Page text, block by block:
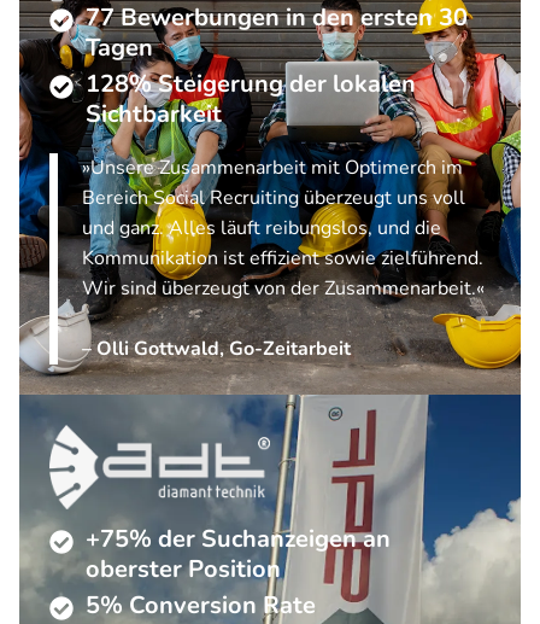
77 Bewerbungen in den ersten 30
Tagen
128% Steigerung der lokalen
Sichtbarkeit
»Unsere Zusammenarbeit mit Optimerch im
Bereich Social Recruiting überzeugt uns voll
und ganz. Alles läuft reibungslos, und die
Kommunikation ist effizient sowie zielführend.
Wir sind überzeugt von der Zusammenarbeit.«
– Olli Gottwald, Go-Zeitarbeit
+75% der Suchanzeigen an
oberster Position
5% Conversion Rate